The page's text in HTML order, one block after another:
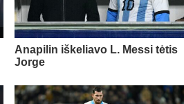
Anapilin iškeliavo L. Messi tėtis
Jorge